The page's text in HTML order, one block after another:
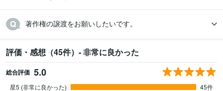
著作権の譲渡をお願いしたいです。
評価・感想（45件）- 非常に良かった
総合評価 5.0
星5 (非常に良かった)
45件